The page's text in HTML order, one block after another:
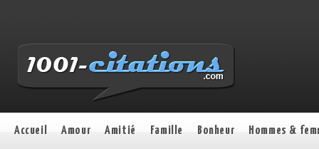
Accueil Amour Amitié Famille Bonheur Hommes &